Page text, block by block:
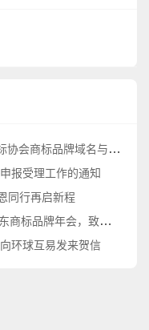
与网络标识工作委员会正式成立
报受理工作的通知
同行再启新程
会，致敬品牌守护之路
环球互易发来贺信